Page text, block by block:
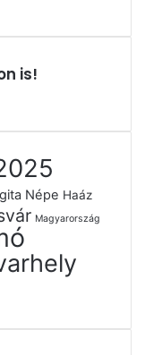
is!
Népe Haáz
Magyarország